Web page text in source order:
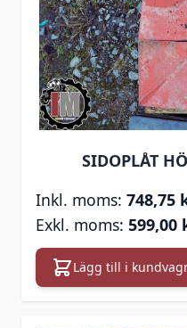
SIDOPLÅT
748,75
599,00
Lägg till i